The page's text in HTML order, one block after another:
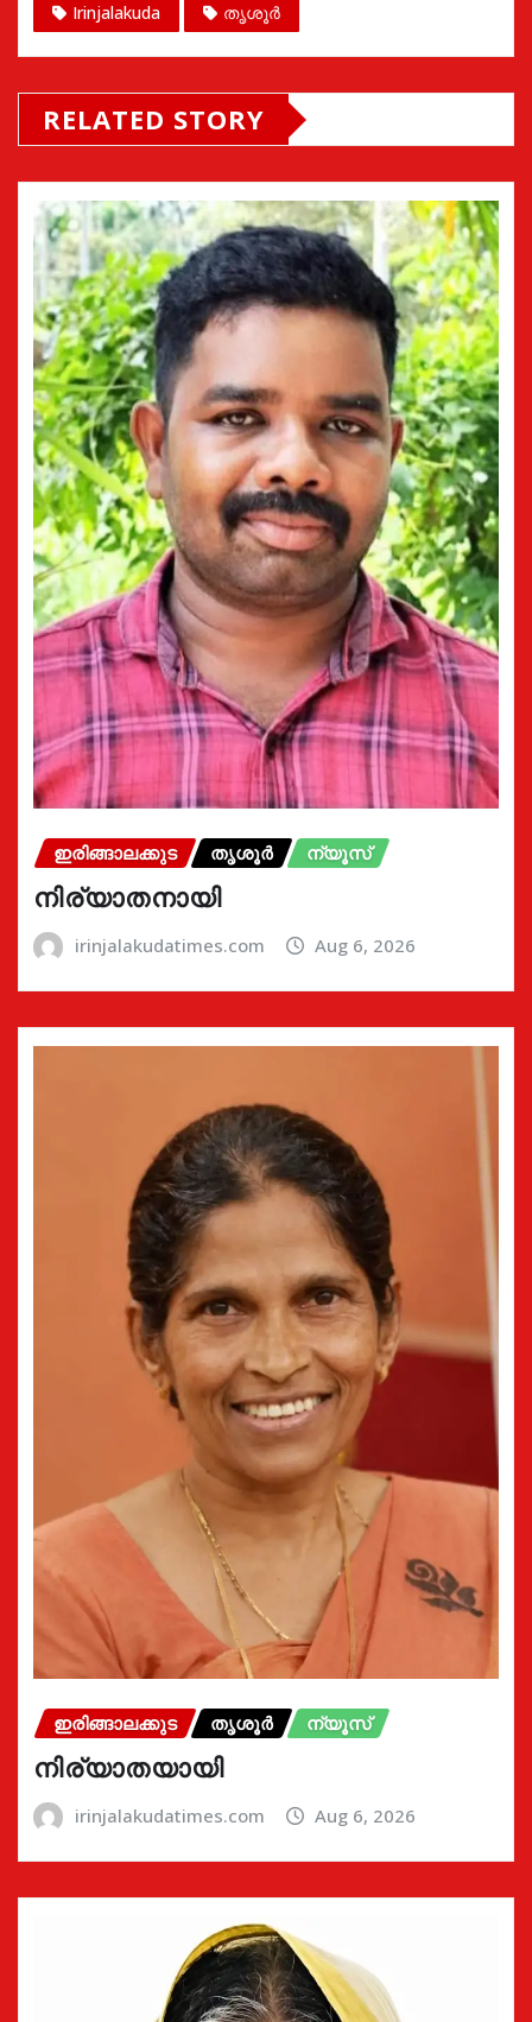
Irinjalakuda തൃശൂർ
RELATED STORY
ഇരിങ്ങാലക്കുട തൃശൂർ ന്യൂസ്
നിര്യാതനായി
irinjalakudatimes.com Aug 6, 2026
ഇരിങ്ങാലക്കുട തൃശൂർ ന്യൂസ്
നിര്യാതയായി
irinjalakudatimes.com Aug 6, 2026